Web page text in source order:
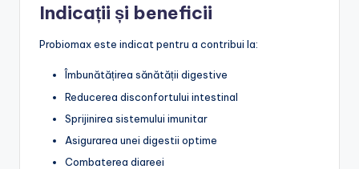
Indicații și beneficii
Probiomax este indicat pentru a contribui la:
Îmbunătățirea sănătății digestive
Reducerea disconfortului intestinal
Sprijinirea sistemului imunitar
Asigurarea unei digestii optime
Combaterea diareei